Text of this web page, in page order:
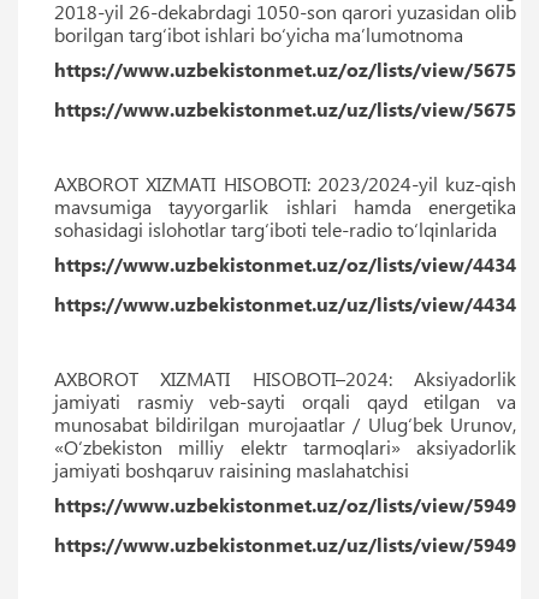
2018-yil 26-dekabrdagi 1050-son qarori yuzasidan olib
borilgan targ‘ibot ishlari bo‘yicha ma’lumotnoma
https://www.uzbekistonmet.uz/oz/lists/view/5675
https://www.uzbekistonmet.uz/uz/lists/view/5675
AXBOROT XIZMATI HISOBOTI: 2023/2024-yil kuz-qish
mavsumiga tayyorgarlik ishlari hamda energetika
sohasidagi islohotlar targ‘iboti tele-radio to‘lqinlarida
https://www.uzbekistonmet.uz/oz/lists/view/4434
https://www.uzbekistonmet.uz/uz/lists/view/4434
AXBOROT XIZMATI HISOBOTI–2024: Aksiyadorlik
jamiyati rasmiy veb-sayti orqali qayd etilgan va
munosabat bildirilgan murojaatlar / Ulug‘bek Urunov,
«O‘zbekiston milliy elektr tarmoqlari» aksiyadorlik
jamiyati boshqaruv raisining maslahatchisi
https://www.uzbekistonmet.uz/oz/lists/view/5949
https://www.uzbekistonmet.uz/uz/lists/view/5949